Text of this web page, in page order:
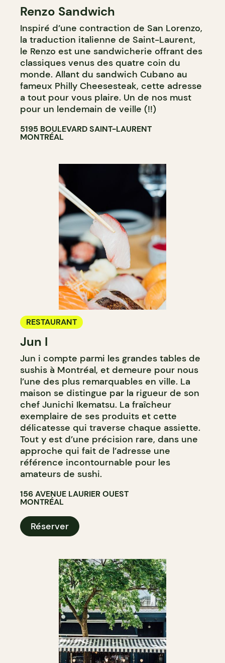
Renzo Sandwich
Inspiré d’une contraction de San Lorenzo,
la traduction italienne de Saint-Laurent,
le Renzo est une sandwicherie offrant des
classiques venus des quatre coin du
monde. Allant du sandwich Cubano au
fameux Philly Cheesesteak, cette adresse
a tout pour vous plaire. Un de nos must
pour un lendemain de veille (!!)
5195 BOULEVARD SAINT-LAURENT
MONTRÉAL
RESTAURANT
Jun I
Jun i compte parmi les grandes tables de
sushis à Montréal, et demeure pour nous
l’une des plus remarquables en ville. La
maison se distingue par la rigueur de son
chef Junichi Ikematsu. La fraîcheur
exemplaire de ses produits et cette
délicatesse qui traverse chaque assiette.
Tout y est d’une précision rare, dans une
approche qui fait de l’adresse une
référence incontournable pour les
amateurs de sushi.
156 AVENUE LAURIER OUEST
MONTRÉAL
Réserver